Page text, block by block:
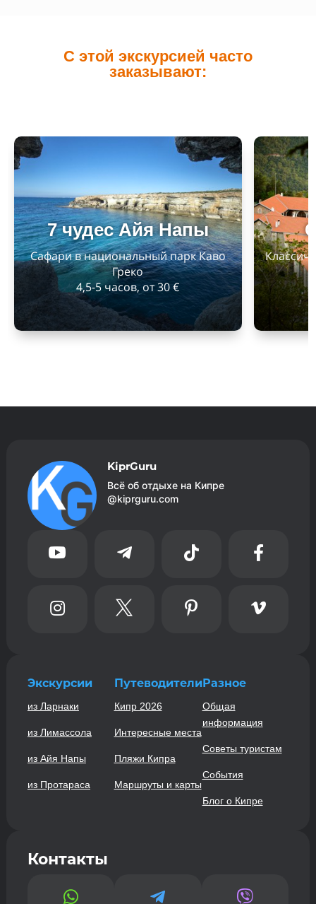
С этой экскурсией часто
заказывают:
7 чудес Айя Напы
Сафари в национальный парк Каво
Греко
4,5-5 часов, от 30 €
KiprGuru
Всё об отдыхе на Кипре
@kiprguru.com
   
   
Экскурсии
из Ларнаки
из Лимассола
из Айя Напы
из Протараса
Путеводители
Кипр 2026
Интересные места
Пляжи Кипра
Маршруты и карты
Разное
Общая
информация
Советы туристам
События
Блог о Кипре
Контакты
  